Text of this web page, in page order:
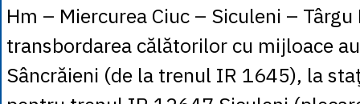
Hm – Miercurea Ciuc – Siculeni –
transbordarea călătorilor cu mijloace
Sâncrăieni (de la trenul IR 1645), la